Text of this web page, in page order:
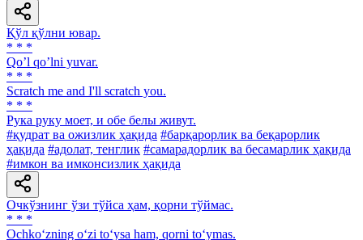
Қўл қўлни ювар.
* * *
Qoʼl qoʼlni yuvar.
* * *
Scratch me and I'll scratch you.
* * *
Рука руку моет, и обе белы живут.
#қудрат ва ожизлик ҳақида #барқарорлик ва беқарорлик
ҳақида #адолат, тенглик #самарадорлик ва бесамарлик ҳақида
#имкон ва имконсизлик ҳақида
Очкўзнинг ўзи тўйса ҳам, қорни тўймас.
* * *
Ochko‘zning o‘zi to‘ysa ham, qorni to‘ymas.